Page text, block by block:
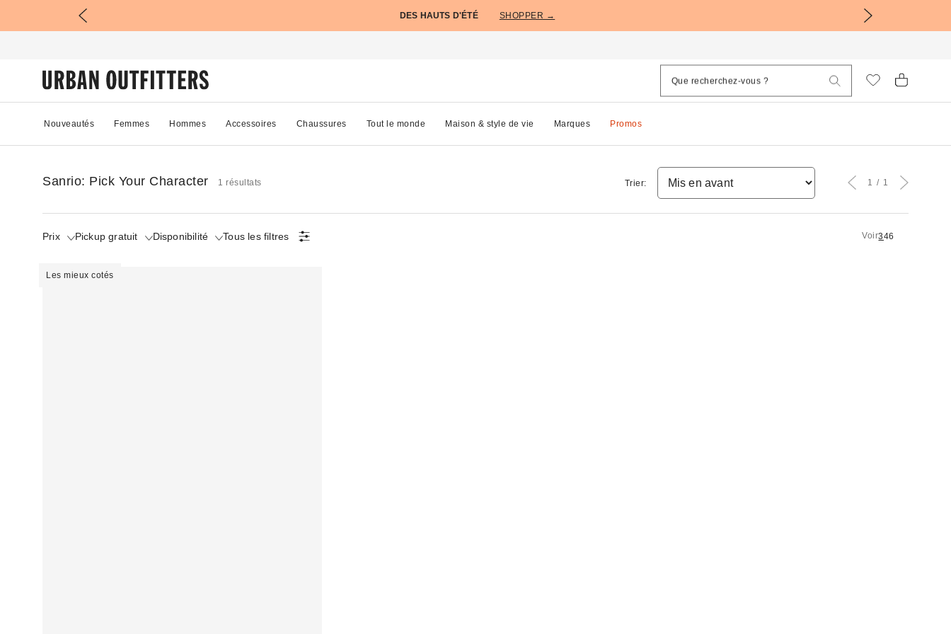
DES HAUTS D'ÉTÉ SHOPPER →
Nouveautés Femmes Hommes Accessoires Chaussures Tout le monde Maison & style de vie Marques Promos
Sanrio: Pick Your Character 1 résultats
Prix Pickup gratuit Disponibilité Tous les filtres Voir346
Trier: 1 1
Les mieux cotés